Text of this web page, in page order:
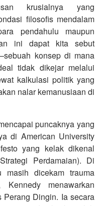
krusialnya yang
filosofis mendalam
pendahulu maupun
ini dapat kita sebut
konsep di mana
tidak dikejar melalui
kalkulasi politik yang
nalar kemanusiaan di
puncaknya yang
di American University
yang kelak dikenal
Perdamaian). Di
dicekam trauma
Kennedy menawarkan
Dingin. Ia secara